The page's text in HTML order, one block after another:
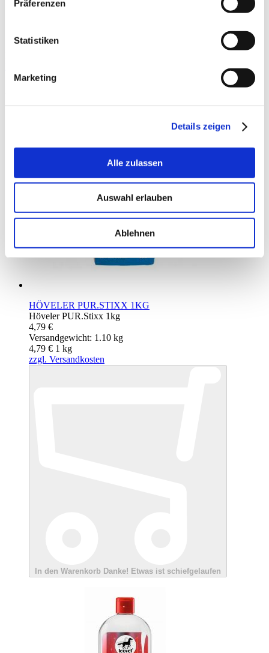
Präferenzen
Statistiken
Marketing
Details zeigen
Alle zulassen
Auswahl erlauben
Ablehnen
Bestellungen bis 12 Uhr werden nach Möglichkeit
Schreiben Sie eine Bewertung
HÖVELER PUR.STIXX 1KG
Höveler PUR.Stixx 1kg
4,79 €
Versandgewicht: 1.10 kg
4,79 € 1 kg
zzgl. Versandkosten
In den Warenkorb Danke! Etwas ist schiefgelaufen